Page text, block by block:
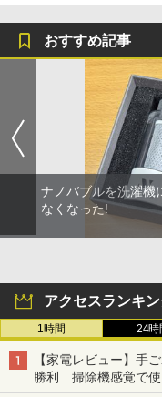
おすすめ記事
ナノバブルを洗濯機
なくなった!
アクセスランキ
1時間 24時
【家電レビュー】手
勝利 掃除機感覚で使